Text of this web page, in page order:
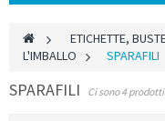
> ETICHETTE,
L'IMBALLO
> SPARAFILI
SPARAFILI Ci sono 4 prodotti.